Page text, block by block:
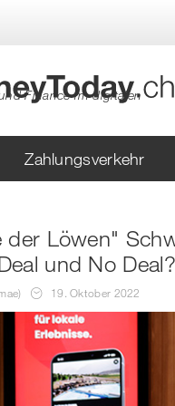
Finance im digitalen
Zahlungsverkehr
der Löwen"
und No Deal?
19. Oktober 2022
NETZWERKPARTNER
Swiss FinTech
Engagiert für die